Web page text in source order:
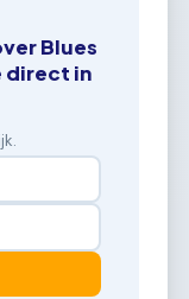
Blues
direct in